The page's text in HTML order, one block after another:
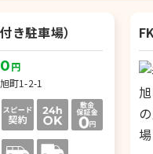
駐車場）
円
町1-2-1